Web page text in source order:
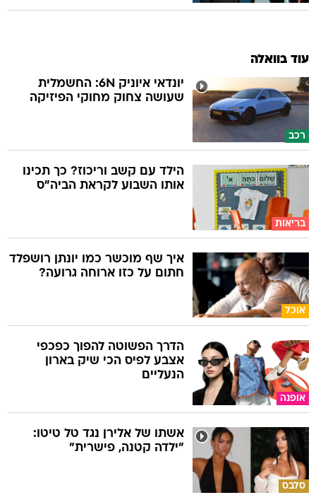
עוד בוואלה
רכב
יונדאי איוניק 6N: החשמלית
שעושה צחוק מחוקי הפיזיקה
בריאות
הילד עם קשב וריכוז? כך תכינו
אותו השבוע לקראת הביה"ס
אוכל
איך שף מוכשר כמו יונתן רושפלד
חתום על כזו ארוחה גרועה?
אופנה
הדרך הפשוטה להפוך כפכפי
אצבע לפיס הכי שיק בארון
הנעליים
סלבס
אשתו של אלירן נגד טל טיטו:
"ילדה קטנה, פישרית"